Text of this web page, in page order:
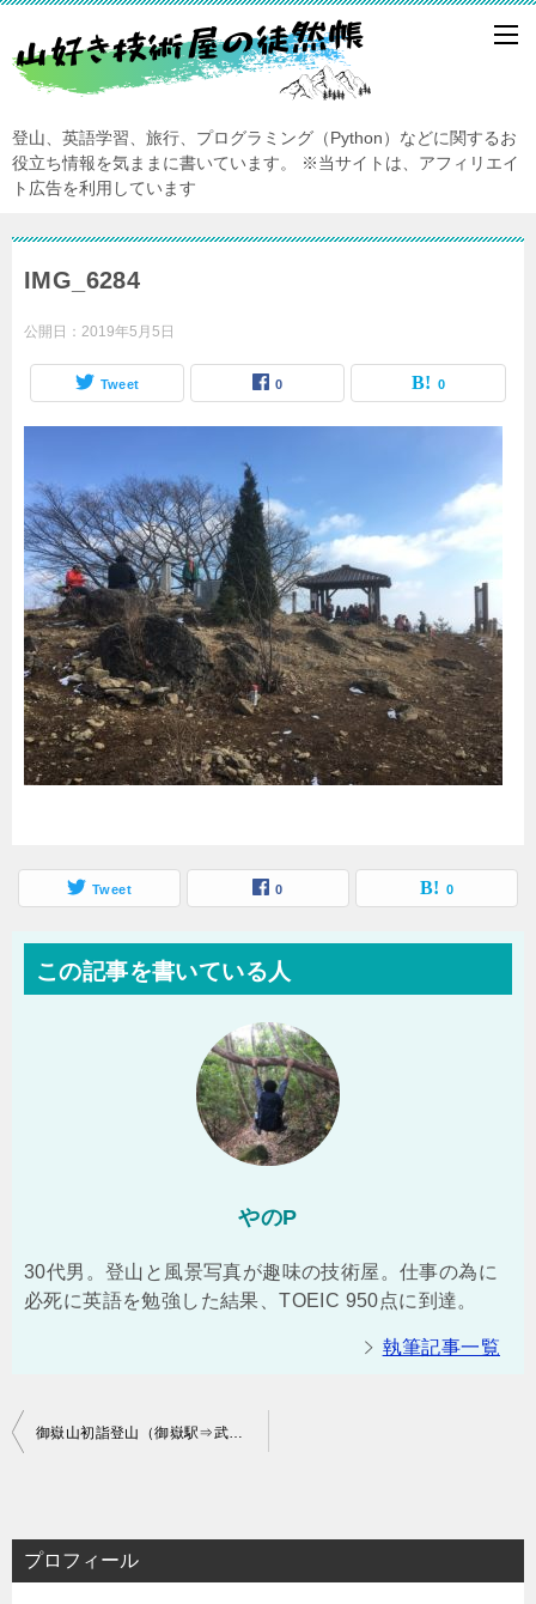
登山、英語学習、旅行、プログラミング（Python）などに関するお
役立ち情報を気ままに書いています。
※当サイトは、アフィリエイ
ト広告を利用しています
IMG_6284
公開日： 2019年5月5日
Tweet 0 0
Tweet 0 0
この記事を書いている人
やのP
30代男。登山と風景写真が趣味の技術屋。仕事の為に
必死に英語を勉強した結果、TOEIC 950点に到達。
執筆記事一覧
投
ビ
ゲ
御嶽山初詣登山（御嶽駅⇒武蔵御嶽神社⇒日の出山⇒二俣尾駅）コースタイム実績：3時間40分
プロフィール